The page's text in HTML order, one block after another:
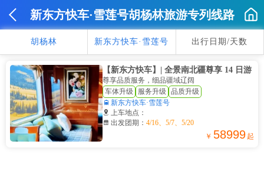
新东方快车·雪莲号胡杨林旅游专列线路
胡杨林 新东方快车·雪莲号 出行日期/天数
【新东方快车】| 全景南北疆尊享 14 日游
尊享品质服务，细品疆域辽阔
车体升级
服务升级 品质升级
 新东方快车·雪莲号
 上车地点：
 出发团期：4/16、5/7、5/20
￥ 58999 起